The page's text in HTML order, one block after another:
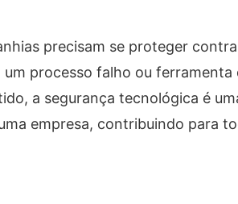
precisam se proteger
processo falho ou ferramenta
a segurança tecnológica é
empresa, contribuindo para